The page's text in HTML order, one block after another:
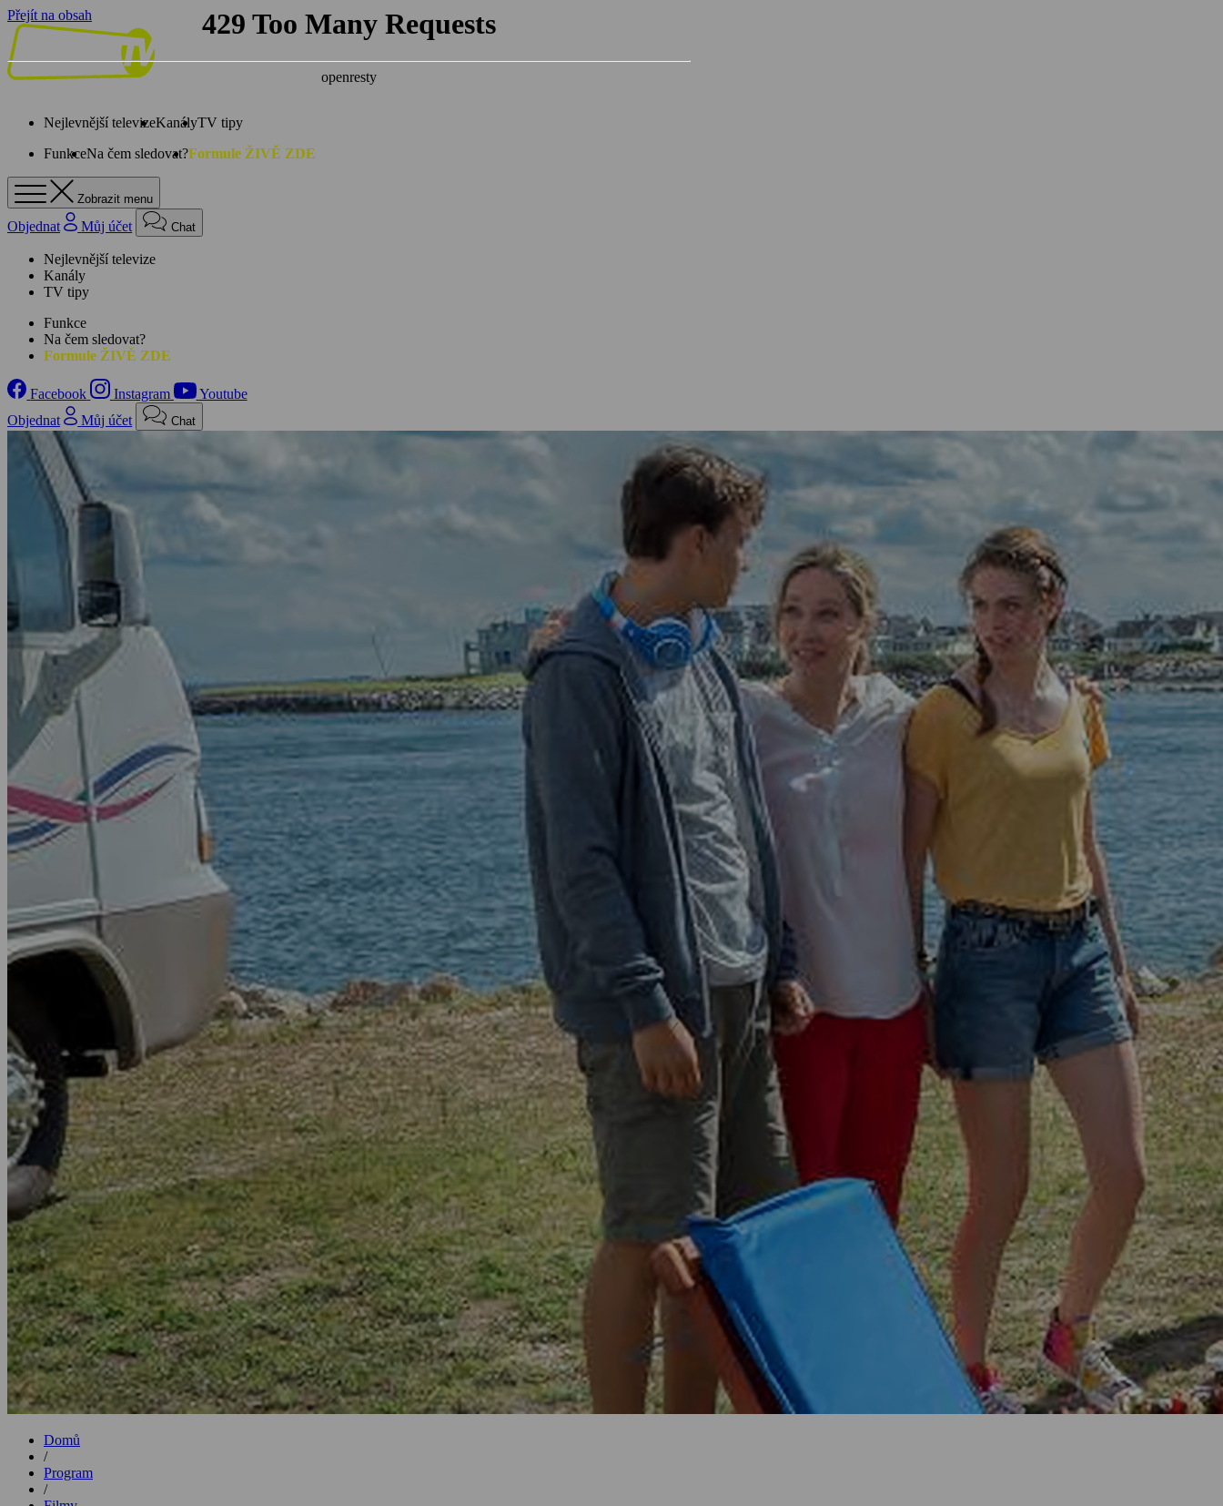
Přejít na obsah
Nejlevnější televizeKanályTV tipy
FunkceNa čem sledovat?Formule ŽIVĚ ZDE
Zobrazit menu
Objednat Můj účet Chat
Nejlevnější televize
Kanály
TV tipy
Funkce
Na čem sledovat?
Formule ŽIVĚ ZDE
Facebook Instagram
Youtube
Objednat
Můj účet Chat
Domů
/
Program
/